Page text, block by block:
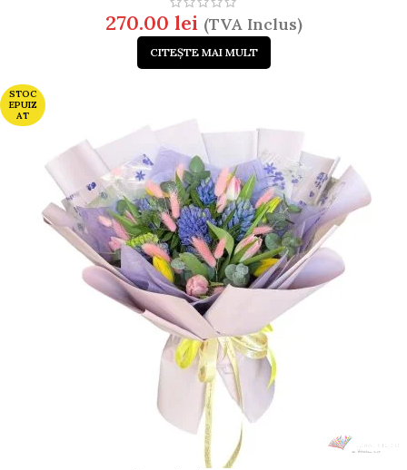
270.00 lei (TVA Inclus)
CITEȘTE MAI MULT
STOC
EPUIZ
AT